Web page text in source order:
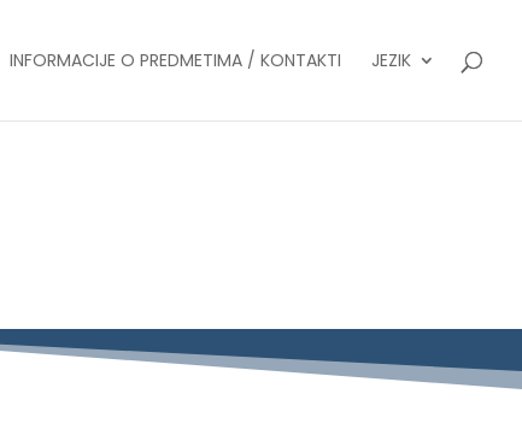
INFORMACIJE O PREDMETIMA / KONTAKTI JEZIK